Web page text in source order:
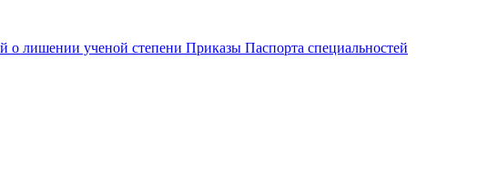
о лишении ученой степени Приказы Паспорта специальностей